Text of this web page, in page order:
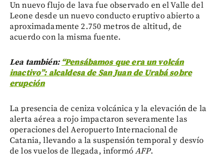
Un nuevo flujo de lava fue observado en el Valle del
Leone desde un nuevo conducto eruptivo abierto a
aproximadamente 2.750 metros de altitud, de
acuerdo con la misma fuente.
Lea también: “Pensábamos que era un volcán
inactivo”: alcaldesa de San Juan de Urabá sobre
erupción
La presencia de ceniza volcánica y la elevación de la
alerta aérea a rojo impactaron severamente las
operaciones del Aeropuerto Internacional de
Catania, llevando a la suspensión temporal y desvío
de los vuelos de llegada, informóAFP.